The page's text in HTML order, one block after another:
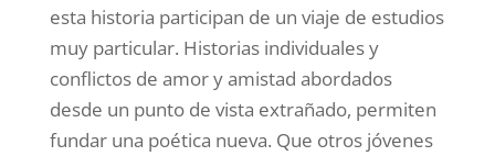
esta historia participan de un viaje de estudios
muy particular. Historias individuales y
conflictos de amor y amistad abordados
desde un punto de vista extrañado, permiten
fundar una poética nueva. Que otros jóvenes